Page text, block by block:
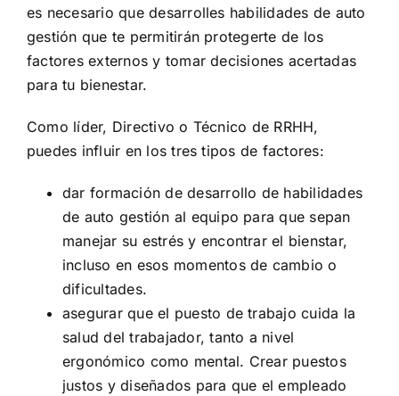
es necesario que desarrolles habilidades de auto
gestión que te permitirán protegerte de los
factores externos y tomar decisiones acertadas
para tu bienestar.
Como líder, Directivo o Técnico de RRHH,
puedes influir en los tres tipos de factores:
dar formación de desarrollo de habilidades
de auto gestión al equipo para que sepan
manejar su estrés y encontrar el bienstar,
incluso en esos momentos de cambio o
dificultades.
asegurar que el puesto de trabajo cuida la
salud del trabajador, tanto a nivel
ergonómico como mental. Crear puestos
justos y diseñados para que el empleado